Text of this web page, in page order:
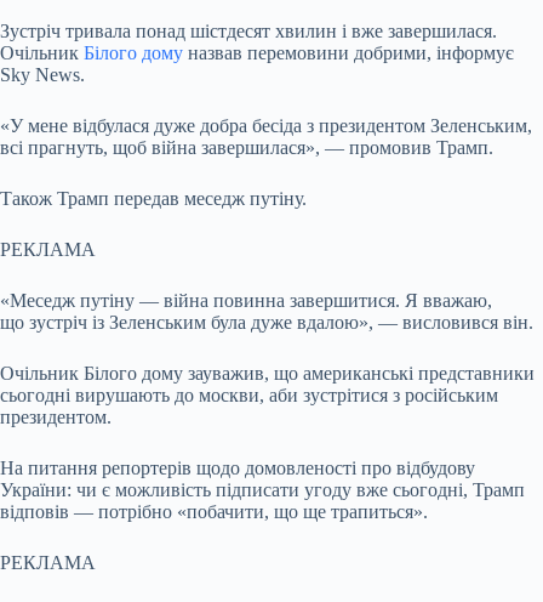
Зустріч тривала понад шістдесят хвилин і вже завершилася.
Очільник Білого дому назвав перемовини добрими, інформує
Sky News.
«У мене відбулася дуже добра бесіда з президентом Зеленським,
всі прагнуть, щоб війна завершилася», — промовив Трамп.
Також Трамп передав меседж путіну.
РЕКЛАМА
«Меседж путіну — війна повинна завершитися. Я вважаю,
що зустріч із Зеленським була дуже вдалою», — висловився він.
Очільник Білого дому зауважив, що американські представники
сьогодні вирушають до москви, аби зустрітися з російським
президентом.
На питання репортерів щодо домовленості про відбудову
України: чи є можливість підписати угоду вже сьогодні, Трамп
відповів — потрібно «побачити, що ще трапиться».
РЕКЛАМА